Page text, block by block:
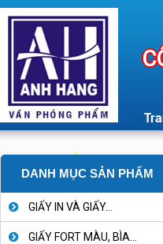
DANH MỤC SẢN PHẨM
GIẤY IN VÀ GIẤY...
GIẤY FORT MÀU, BÌA...